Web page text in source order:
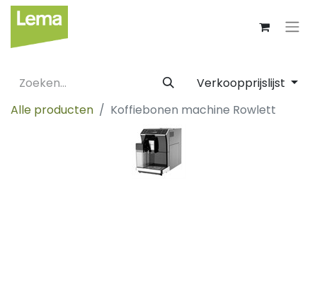
Verkoopprijslijst
Alle producten
Koffiebonen machine Rowlett